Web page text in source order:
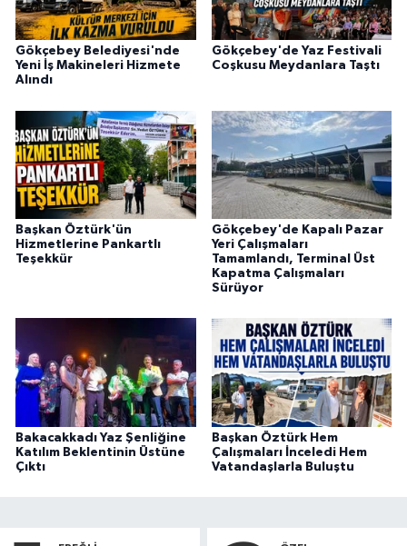
Gökçebey Belediyesi'nde
Yeni İş Makineleri Hizmete
Alındı
Gökçebey'de Yaz Festivali
Coşkusu Meydanlara Taştı
Başkan Öztürk'ün
Hizmetlerine Pankartlı
Teşekkür
Gökçebey'de Kapalı Pazar
Yeri Çalışmaları
Tamamlandı, Terminal Üst
Kapatma Çalışmaları
Sürüyor
Bakacakkadı Yaz Şenliğine
Katılım Beklentinin Üstüne
Çıktı
Başkan Öztürk Hem
Çalışmaları İnceledi Hem
Vatandaşlarla Buluştu